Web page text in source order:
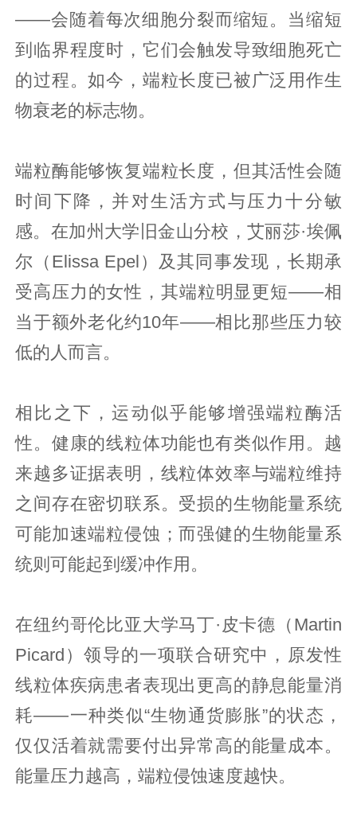
——会随着每次细胞分裂而缩短。当缩短
到临界程度时，它们会触发导致细胞死亡
的过程。如今，端粒长度已被广泛用作生
物衰老的标志物。
端粒酶能够恢复端粒长度，但其活性会随
时间下降，并对生活方式与压力十分敏
感。在加州大学旧金山分校，艾丽莎·埃佩
尔（Elissa Epel）及其同事发现，长期承
受高压力的女性，其端粒明显更短——相
当于额外老化约10年——相比那些压力较
低的人而言。
相比之下，运动似乎能够增强端粒酶活
性。健康的线粒体功能也有类似作用。越
来越多证据表明，线粒体效率与端粒维持
之间存在密切联系。受损的生物能量系统
可能加速端粒侵蚀；而强健的生物能量系
统则可能起到缓冲作用。
在纽约哥伦比亚大学马丁·皮卡德（Martin
Picard）领导的一项联合研究中，原发性
线粒体疾病患者表现出更高的静息能量消
耗——一种类似“生物通货膨胀”的状态，
仅仅活着就需要付出异常高的能量成本。
能量压力越高，端粒侵蚀速度越快。